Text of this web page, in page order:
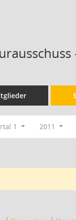
1 2011